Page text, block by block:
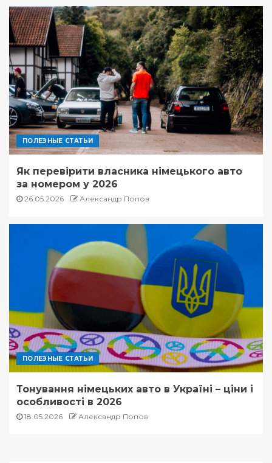
ПОЛЕЗНЫЕ СТАТЬИ
Як перевірити власника німецького авто
за номером у 2026
26.05.2026 Александр Попов
ПОЛЕЗНЫЕ СТАТЬИ
Тонування німецьких авто в Україні – ціни і
особливості в 2026
18.05.2026 Александр Попов